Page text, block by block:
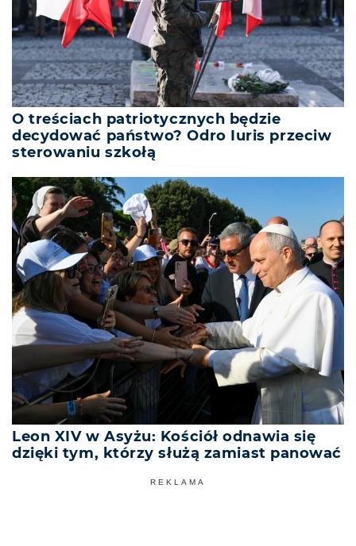
O treściach patriotycznych będzie
decydować państwo? Odro Iuris przeciw
sterowaniu szkołą
Leon XIV w Asyżu: Kościół odnawia się
dzięki tym, którzy służą zamiast panować
REKLAMA